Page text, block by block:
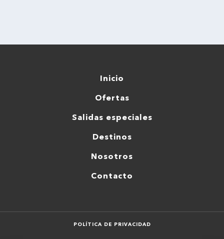
Inicio
Ofertas
Salidas especiales
Destinos
Nosotros
Contacto
POLÍTICA DE PRIVACIDAD